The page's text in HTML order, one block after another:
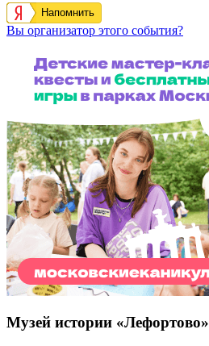
Напомнить
Вы организатор этого события?
Музей истории «Лефортово»